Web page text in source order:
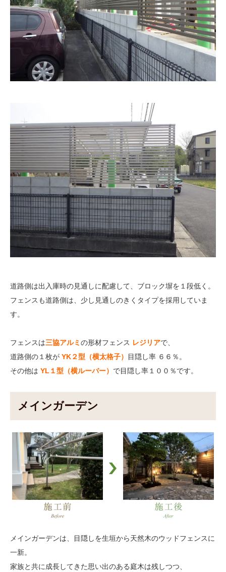
道路側は出入庫時の見通しに配慮して、ブロック塀を１段低く。
フェンスも道路側は、少し見通しのきくタイプを採用していま
す。
フェンスは三協アルミ の形材フェンス レジリアで、
道路側の１枚が YK２型（横太格子）
目隠し率 ６６％。
その他は YL１型（横ルーバー） で目隠し率１００％です。
メインガーデン
メインガーデンは、目隠しを生垣から天然木のウッドフェンスに
一新。
家族と共に成長してきた思い出のある庭木は残しつつ、